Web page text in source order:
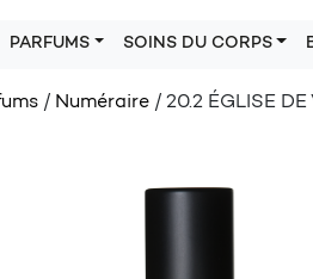
PARFUMS SOINS DU CORPS
/ Numéraire / 20.2 ÉGLISE DE